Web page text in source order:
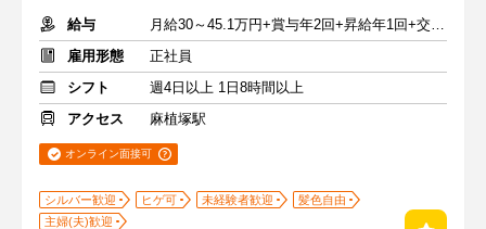
給与
月給30～45.1万円+賞与年2回+昇給年1回+交通費全額
雇用形態
正社員
シフト
週4日以上 1日8時間以上
アクセス
麻植塚駅
オンライン面接可
シルバー歓迎 ヒゲ可 未経験者歓迎
髪色自由
主婦(夫)歓迎